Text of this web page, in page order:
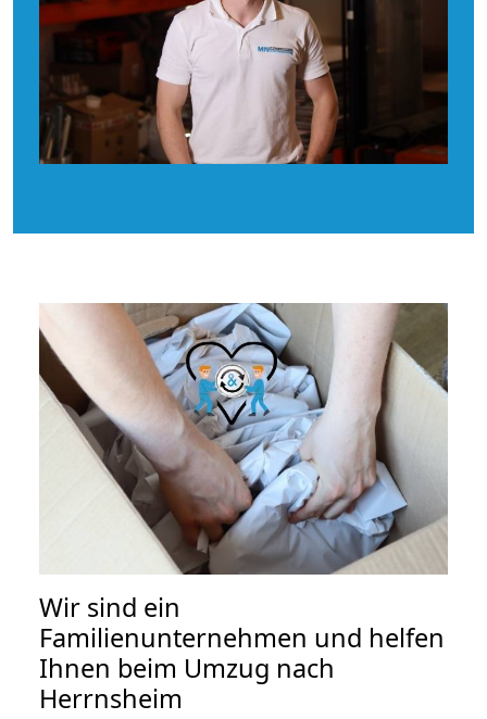
Wir sind ein
Familienunternehmen und helfen
Ihnen beim Umzug nach
Herrnsheim